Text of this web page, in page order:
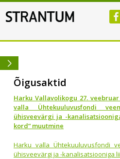
Õigusaktid
Harku Vallavolikogu 27.
valla Ühtekuuluvusfondi
ühisveevärgi ja -
kord“ muutmine
Harku valla Ühtekuuluvusfondi
ühisveevärgi ja -kanalisatsiooniga